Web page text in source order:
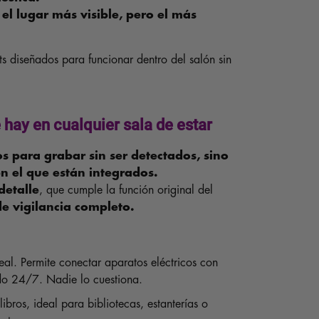
lugar más visible, pero el más
diseñados para funcionar dentro del salón sin
en cualquier sala de estar
para grabar sin ser detectados, sino
el que están integrados.
, que cumple la función original del
vigilancia completo.
Permite conectar aparatos eléctricos con
24/7. Nadie lo cuestiona.
ideal para bibliotecas, estanterías o